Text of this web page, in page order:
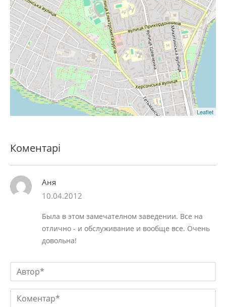
Leaflet
Коментарі
Аня
10.04.2012
Была в этом замечателном заведении. Все на
отлично - и обслуживание и вообще все. Очень
довольна!